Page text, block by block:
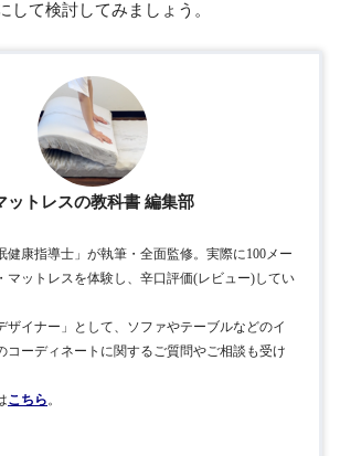
して検討してみましょう。
ットレスの教科書 編集部
健康指導士」が執筆・全面監修。実際に100メー
マットレスを体験し、辛口評価(レビュー)してい
ザイナー」として、ソファやテーブルなどのイ
コーディネートに関するご質問やご相談も受け
こちら 。